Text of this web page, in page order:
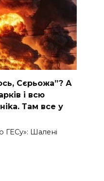
Сєрьожа”? А
і всю
Там вcе у
ГЕСу»: Шалені